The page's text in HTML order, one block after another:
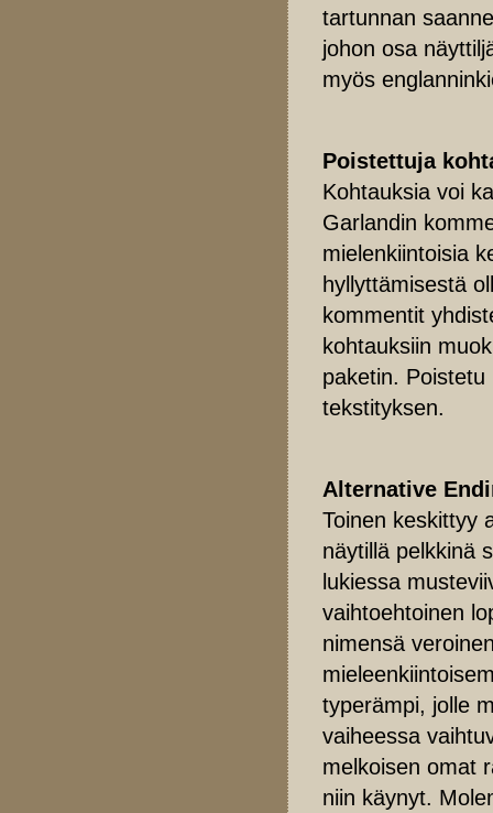
tartunnan
johon osa
myös
Poistettuja
Kohtauksia voi
Garlandin
mielenkiintoisia
hyllyttämisestä
kommentit
kohtauksiin
paketin.
tekstityksen.
Alternative
Toinen keskittyy
näytillä pelkkinä
lukiessa
vaihtoehtoinen
nimensä
typerämpi, jolle
vaiheessa
melkoisen omat
niin käynyt.